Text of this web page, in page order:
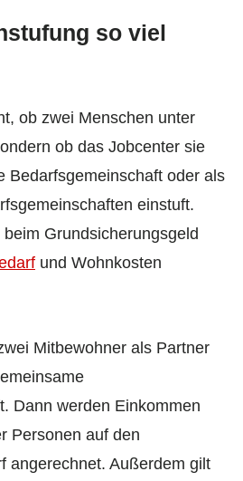
so viel
ob zwei Menschen unter
ob das Jobcenter sie
Bedarfsgemeinschaft oder als
einstuft.
Grundsicherungsgeld
und Wohnkosten
Mitbewohner als Partner
Dann werden Einkommen
Personen auf den
angerechnet. Außerdem gilt